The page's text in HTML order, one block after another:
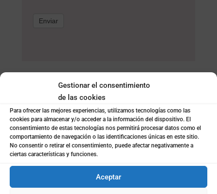
Gestionar el consentimiento
de las cookies
Para ofrecer las mejores experiencias, utilizamos tecnologías como las
cookies para almacenar y/o acceder a la información del dispositivo. El
consentimiento de estas tecnologías nos permitirá procesar datos como el
comportamiento de navegación o las identificaciones únicas en este sitio.
No consentir o retirar el consentimiento, puede afectar negativamente a
ciertas características y funciones.
Aceptar
Enviar